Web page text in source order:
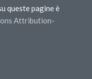
queste pagine è
Attribution-